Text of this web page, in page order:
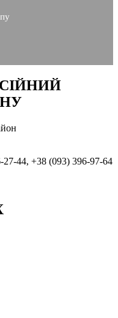
27-44, +38 (093) 396-97-64